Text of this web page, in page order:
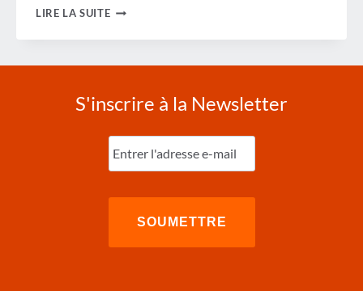
LIRE LA SUITEDE
DÉTAILS
DE
MÉTHODES
DE
S'inscrire à la Newsletter
Entrez
l'e-
mail